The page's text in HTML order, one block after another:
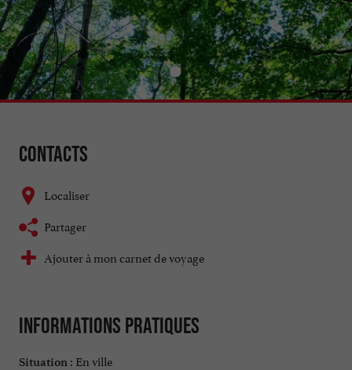
Contacts
Localiser
Partager
Ajouter à mon carnet de voyage
Informations pratiques
Situation : En ville